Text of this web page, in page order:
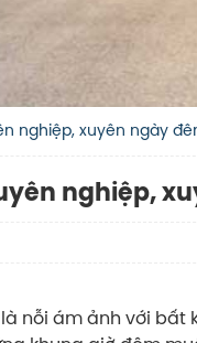
nghiệp, xuyên ngày
nghiệp,
nỗi ám ảnh với